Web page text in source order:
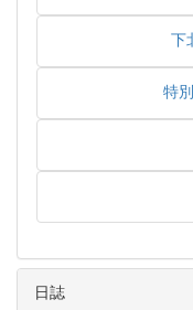
下
特
日誌